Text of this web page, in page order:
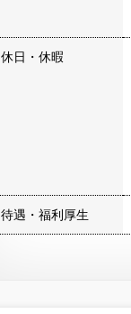
休日・休暇
待遇・福利厚生